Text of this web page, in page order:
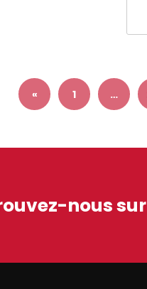
« 1 …
nous sur